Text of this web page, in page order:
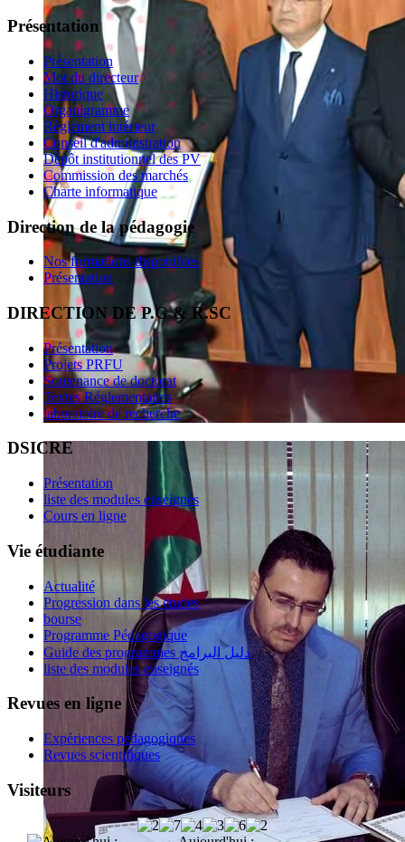
Présentation
Présentation
Mot du directeur
Historique
Organigramme
Règlement intérieur
Conseil d'administration
Dépôt institutionnel des PV
Commission des marchés
Charte informatique
Direction de la pédagogie
Nos formations disponibles
Présentation
DIRECTION DE P.G & R.SC
Présentation
Projets PRFU
Soutenance de doctorat
Textes Réglementaires
laboratoire de recherche
DSICRE
Présentation
liste des modules enseignés
Cours en ligne
Vie étudiante
Actualité
Progression dans les études
bourse
Programme Pédagogique
Guide des programmes دليل البرامج
liste des modules enseignés
Revues en ligne
Expériences pédagogiques
Revues scientifiques
Visiteurs